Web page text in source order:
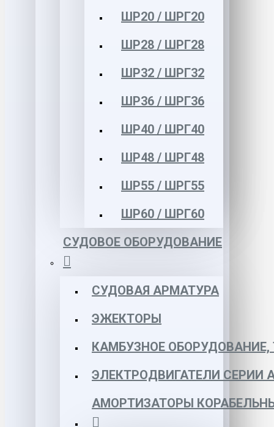
ШР20 / ШРГ20
ШР28 / ШРГ28
ШР32 / ШРГ32
ШР36 / ШРГ36
ШР40 / ШРГ40
ШР48 / ШРГ48
ШР55 / ШРГ55
ШР60 / ШРГ60
СУДОВОЕ ОБОРУДОВАНИЕ
СУДОВАЯ АРМАТУРА
ЭЖЕКТОРЫ
КАМБУЗНОЕ
ЭЛЕКТРОДВИГАТЕЛИ СЕРИИ
АМОРТИЗАТОРЫ